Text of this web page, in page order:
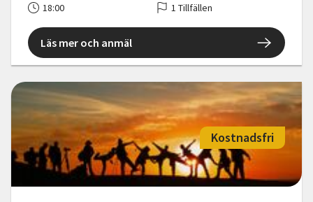
18:00
1 Tillfällen
Läs mer och anmäl
Kostnadsfri